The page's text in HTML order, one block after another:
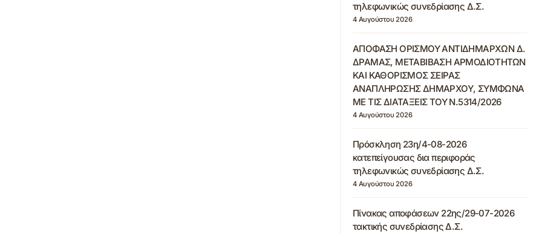
τηλεφωνικώς συνεδρίασης Δ.Σ.
4 Αυγούστου 2026
ΑΠΟΦΑΣΗ ΟΡΙΣΜΟΥ ΑΝΤΙΔΗΜΑΡΧΩΝ Δ.
ΔΡΑΜΑΣ, ΜΕΤΑΒΙΒΑΣΗ ΑΡΜΟΔΙΟΤΗΤΩΝ
ΚΑΙ ΚΑΘΟΡΙΣΜΟΣ ΣΕΙΡΑΣ
ΑΝΑΠΛΗΡΩΣΗΣ ΔΗΜΑΡΧΟΥ, ΣΥΜΦΩΝΑ
ΜΕ ΤΙΣ ΔΙΑΤΑΞΕΙΣ ΤΟΥ Ν.5314/2026
4 Αυγούστου 2026
Πρόσκληση 23η/4-08-2026
κατεπείγουσας δια περιφοράς
τηλεφωνικώς συνεδρίασης Δ.Σ.
4 Αυγούστου 2026
Πίνακας αποφάσεων 22ης/29-07-2026
τακτικής συνεδρίασης Δ.Σ.